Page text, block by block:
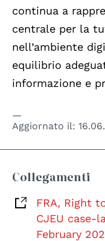
continua a
centrale per la
nell’ambiente
equilibrio
informazione e
Aggiornato il:
Collegamenti
FRA, Right
CJEU case-
February